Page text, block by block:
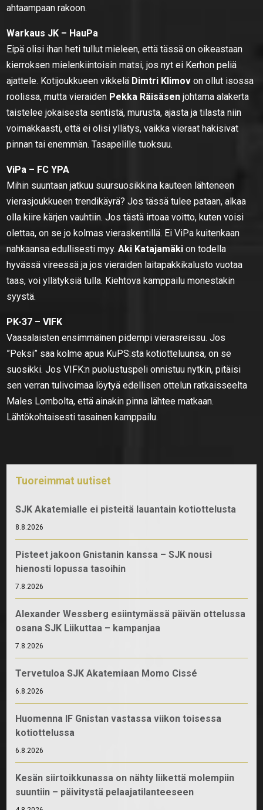
ahtaampaan rakoon.
Warkaus JK – HauPa
Eipä olisi ihan heti tullut mieleen, että tässä on oikeastaan
kierroksen mielenkiintoisin matsi, jos nyt ei Kerhon peliä
ajattele. Kotijoukkueen vikkelä Dimtri Klimov on ollut isossa
roolissa, mutta vieraiden Pekka Räisäsen johtama alakerta
taistelee jokaisesta sentistä, murusta, ajasta ja tilasta niin
voimakkaasti, että ei olisi yllätys, vaikka vieraat hakisivat
pinnan tai enemmän. Tasapelille tuoksuu.
ViPa – FC YPA
Mihin suuntaan jatkuu suursuosikkina kauteen lähteneen
vierasjoukkueen trendikäyrä? Jos tässä tulee pataan, alkaa
olla kiire kärjen vauhtiin. Jos tästä irtoaa voitto, kuten voisi
olettaa, on se jo kolmas vieraskentillä. Ei ViPa kuitenkaan
nahkaansa edullisesti myy.Aki Katajamäkion todella
hyvässä vireessä ja jos vieraiden laitapakkikalusto vuotaa
taas, voi yllätyksiä tulla. Kiehtova kamppailu monestakin
syystä.
PK-37 – VIFK
Vaasalaisten ensimmäinen pidempi vierasreissu. Jos
”Peksi” saa kolme apua KuPS:sta kotiotteluunsa, on se
suosikki. Jos VIFK:n puolustuspeli onnistuu nytkin, pitäisi
sen verran tulivoimaa löytyä edellisen ottelun ratkaisseelta
Males Lombolta, että ainakin pinna lähtee matkaan.
Lähtökohtaisesti tasainen kamppailu.
Tuoreimmat uutiset
SJK Akatemialle ei pisteitä lauantain kotiottelusta
8.8.2026
Pisteet jakoon Gnistanin kanssa – SJK nousi
hienosti lopussa tasoihin
7.8.2026
Alexander Wessberg esiintymässä päivän ottelussa
osana SJK Liikuttaa – kampanjaa
7.8.2026
Tervetuloa SJK Akatemiaan Momo Cissé
6.8.2026
Huomenna IF Gnistan vastassa viikon toisessa
kotiottelussa
6.8.2026
Kesän siirtoikkunassa on nähty liikettä molempiin
suuntiin – päivitystä pelaajatilanteeseen